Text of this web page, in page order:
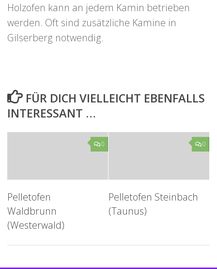
Holzofen kann an jedem Kamin betrieben
werden. Oft sind zusätzliche Kamine in
Gilserberg notwendig.
FÜR DICH VIELLEICHT EBENFALLS
INTERESSANT …
0
Pelletofen
Waldbrunn
(Westerwald)
0
Pelletofen Steinbach
(Taunus)